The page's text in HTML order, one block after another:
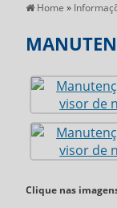
Home »
Clique nas